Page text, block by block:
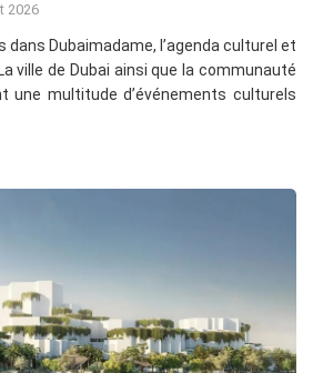
2026
dans Dubaimadame, l’agenda culturel et
ville de Dubai ainsi que la communauté
une multitude d’événements culturels